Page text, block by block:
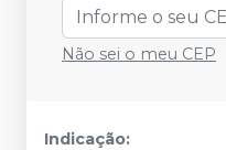
Não sei o meu CEP
Indicação: